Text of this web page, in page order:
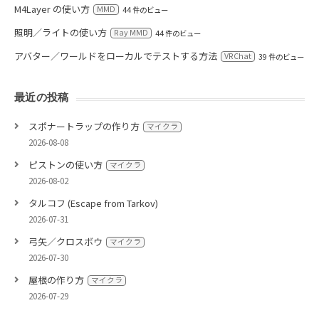
M4Layer の使い方 MMD 44 件のビュー
照明／ライトの使い方 Ray MMD 44 件のビュー
アバター／ワールドをローカルでテストする方法 VRChat 39 件のビュー
最近の投稿
スポナートラップの作り方 マイクラ
2026-08-08
ピストンの使い方 マイクラ
2026-08-02
タルコフ (Escape from Tarkov)
2026-07-31
弓矢／クロスボウ マイクラ
2026-07-30
屋根の作り方 マイクラ
2026-07-29